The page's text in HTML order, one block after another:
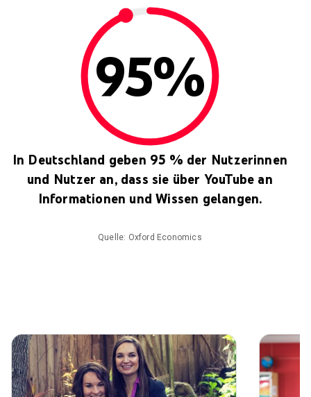
95%
In Deutschland geben 95 % der Nutzerinnen
und Nutzer an, dass sie über YouTube an
Informationen und Wissen gelangen.
Quelle: Oxford Economics